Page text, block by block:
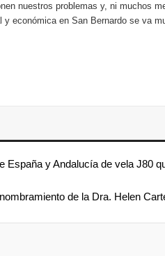
nuestros problemas y, ni muchos
económica en San Bernardo se va
España y Andalucía de vela J80
de la Dra. Helen